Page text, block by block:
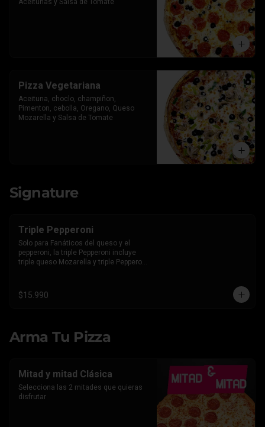
Aceitunas y Salsa de Tomate
Pizza Vegetariana
Aceituna, choclo, champiñon,
Pimenton, cebolla, Oregano, Queso
Mozarella y Salsa de Tomate
Signature
Triple Pepperoni
Solo para Fanáticos del queso y el
pepperoni, la triple Pepperoni incluye
triple queso Mozarella y triple Pepperoni
$15.990
Arma Tu Pizza
Mitad y mitad Clásica
Selecciona las 2 mitades que quieras
disfrutar